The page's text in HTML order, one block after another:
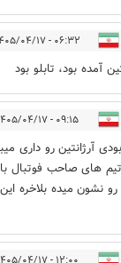
۰۶:۳۲ - ۱۴۰۵/۰۴/۱۷
آمده بود، تابلو بود
۰۹:۱۵ - ۱۴۰۵/۰۴/۱۷
بودی آرژانتین رو
های صاحب فوتبال
نشون میده بلاخره